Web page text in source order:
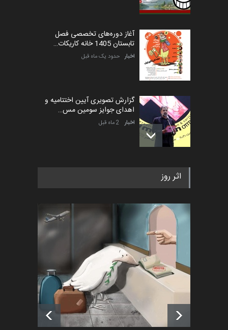
آغاز دوره‌های تخصصی فصل
تابستان 1405 خانه کاریکات…
اخبار حدود یک ماه قبل
گزارش تصویری آیین اختتامیه و
اهدای جوایز سومین مس…
اخبار 2 ماه قبل
به یاد اردوغان باشول (۱۹۳۶–
اخبار 2 ماه قبل
رویداد کارگاهی کارتون و پوستر
«ایران سربلند» به ا…
اخبار 6 ماه قبل
فراخوان رویداد کارگاهی کارتون و
پوستر "ایران سربل…
6 ماه قبل
اثر روز